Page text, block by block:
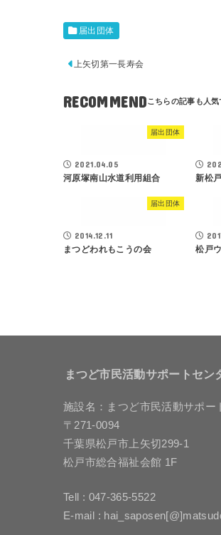
届出団体
上矢切第一長寿会
RECOMMEND
届出団体
2021.04.05
河原塚南山水道利用組合 新松
届出団体
2014.12.11
まつどわれもこうの会 松戸
まつど市民活動サポートセン
施設名：まつど市民活動サポー
〒271-0094
千葉県松戸市上矢切299-1
松戸市総合福祉会館 1F
Tell : 047-365-5522
E-mail :